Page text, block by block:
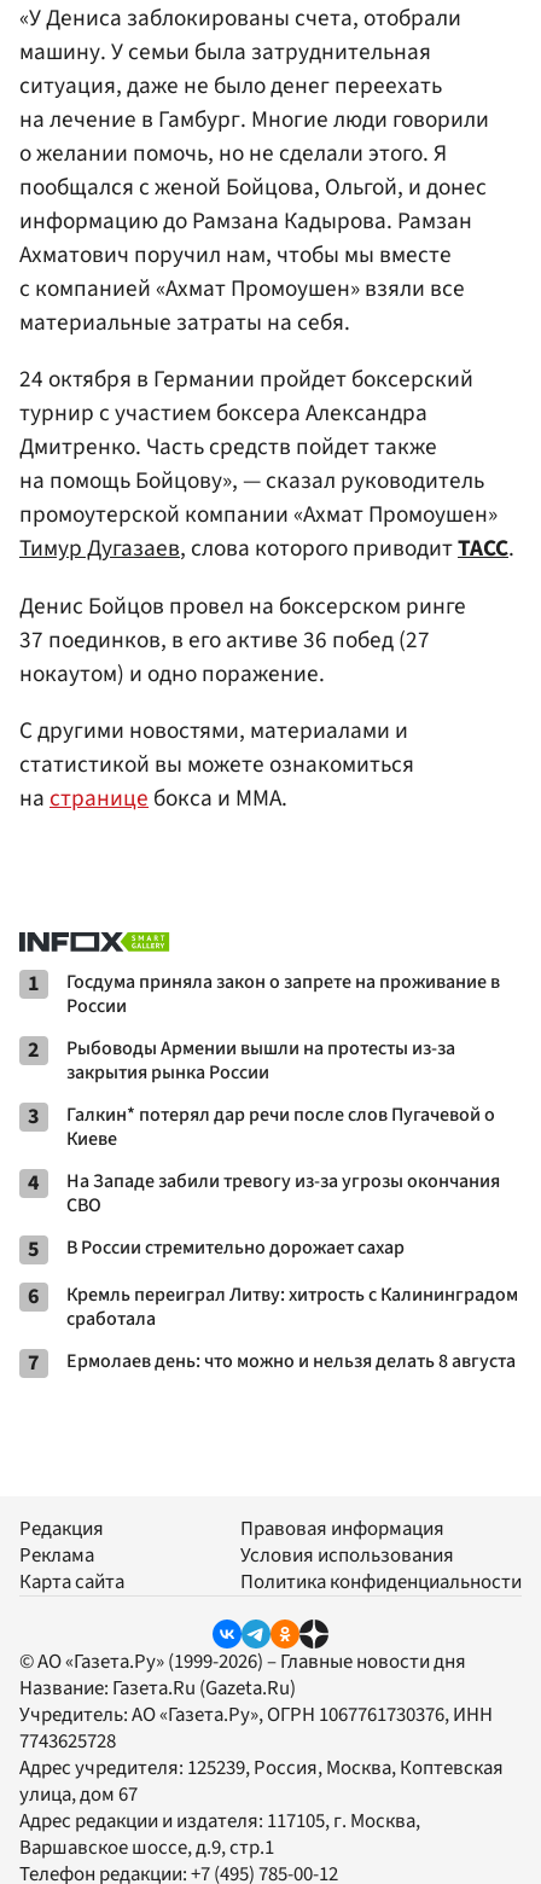
«У Дениса заблокированы счета, отобрали
машину. У семьи была затруднительная
ситуация, даже не было денег переехать
на лечение в Гамбург. Многие люди говорили
о желании помочь, но не сделали этого. Я
пообщался с женой Бойцова, Ольгой, и донес
информацию до Рамзана Кадырова. Рамзан
Ахматович поручил нам, чтобы мы вместе
с компанией «Ахмат Промоушен» взяли все
материальные затраты на себя.
24 октября в Германии пройдет боксерский
турнир с участием боксера Александра
Дмитренко. Часть средств пойдет также
на помощь Бойцову», — сказал руководитель
промоутерской компании «Ахмат Промоушен»
Тимур Дугазаев, слова которого приводитТАСС.
Денис Бойцов провел на боксерском ринге
37 поединков, в его активе 36 побед (27
нокаутом) и одно поражение.
С другими новостями, материалами и
статистикой вы можете ознакомиться
настраницебокса и ММА.
1
Госдума приняла закон о запрете на проживание в
России
2
Рыбоводы Армении вышли на протесты из-за
закрытия рынка России
3
Галкин* потерял дар речи после слов Пугачевой о
Киеве
4
На Западе забили тревогу из-за угрозы окончания
СВО
5 В России стремительно дорожает сахар
6
Кремль переиграл Литву: хитрость с Калининградом
сработала
7 Ермолаев день: что можно и нельзя делать 8 августа
Редакция
Реклама
Карта сайта
Правовая информация
Условия использования
Политика конфиденциальности
© АО «Газета.Ру» (1999-2026) – Главные новости дня
Название: Газета.Ru (Gazeta.Ru)
Учредитель:АО «Газета.Ру», ОГРН 1067761730376, ИНН
7743625728
Адрес учредителя: 125239, Россия, Москва, Коптевская
улица, дом 67
Адрес редакции и издателя: 117105, г. Москва,
Варшавское шоссе, д.9, стр.1
Телефон редакции:+7 (495) 785-00-12